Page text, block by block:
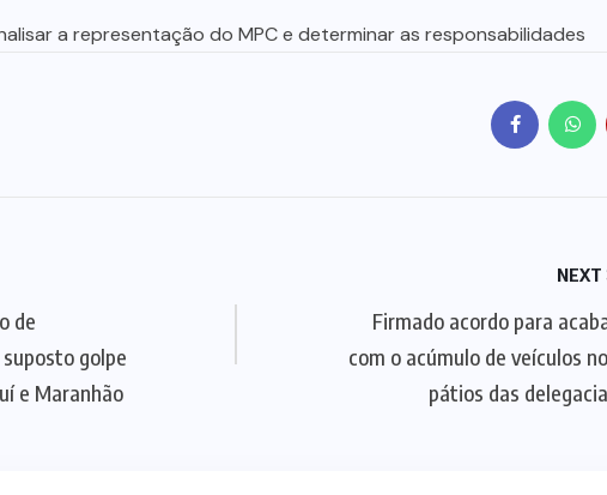
a representação do MPC e determinar as responsabilidades
de
golpe
e Maranhão
NEXT
Firmado acordo para
com o acúmulo de veículos
pátios das